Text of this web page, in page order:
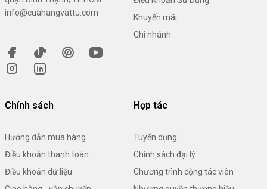
info@cuahangvattu.com
Khuyến mãi
Chi nhánh
Chính sách
Hướng dẫn mua hàng
Điều khoản thanh toán
Điều khoản dữ liệu
Hợp tác
Tuyển dụng
Chính sách đại lý
Chương trình cộng tác viên